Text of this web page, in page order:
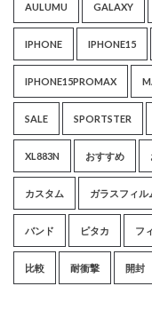
AULUMU GALAXY
IPHONE IPHONE15
IPHONE15PROMAX
SALE SPORTSTER
XL883N おすすめ
カスタム ガラスフィル
バンド ピタカ フ
比較 耐衝撃 開封